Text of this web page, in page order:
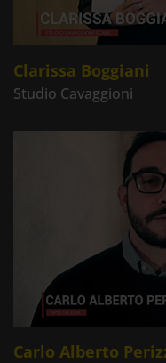
Clarissa Boggiani
Studio Cavaggioni
Carlo Alberto